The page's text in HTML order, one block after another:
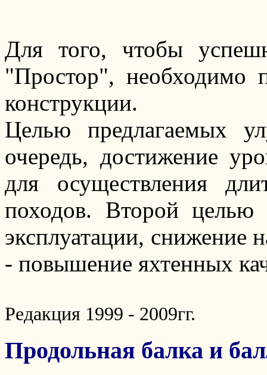
Для того, чтобы
"Простор", необходимо
конструкции.
Целью предлагаемых
очередь, достижение
для осуществления
походов. Второй целью
эксплуатации, снижение
- повышение яхтенных
Редакция 1999 - 2009гг.
Продольная балка и